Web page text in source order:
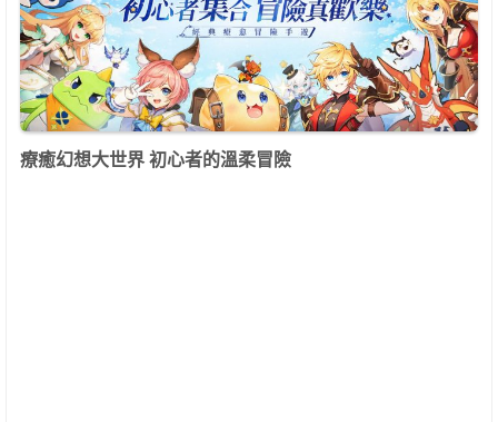
療癒幻想大世界 初心者的溫柔冒險